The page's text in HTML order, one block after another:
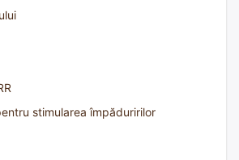
stimularea împăduririlor